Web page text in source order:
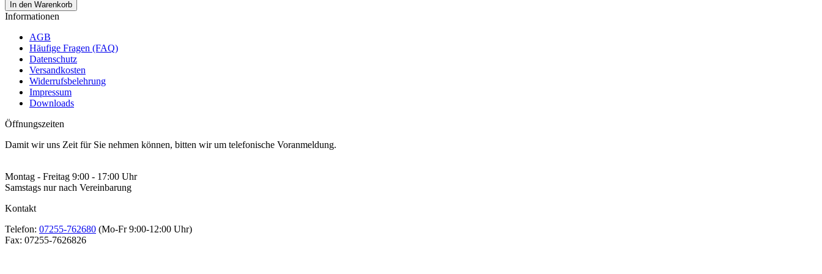
In den Warenkorb
Informationen
AGB
Häufige Fragen (FAQ)
Datenschutz
Versandkosten
Widerrufsbelehrung
Impressum
Downloads
Öffnungszeiten
Damit wir uns Zeit für Sie nehmen können, bitten wir um telefonische Voranmeldung.
Montag - Freitag 9:00 - 17:00 Uhr
Samstags nur nach Vereinbarung
Kontakt
Telefon: 07255-762680 (Mo-Fr 9:00-12:00 Uhr)
Fax: 07255-7626826